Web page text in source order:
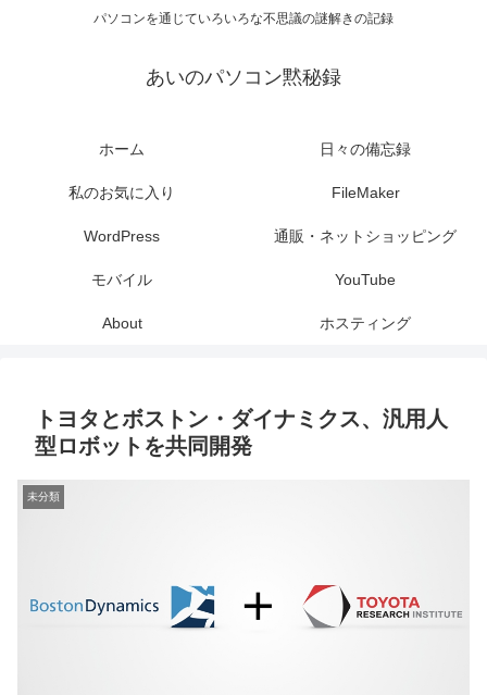
パソコンを通じていろいろな不思議の謎解きの記録
あいのパソコン黙秘録
ホーム 日々の備忘録
私のお気に入り FileMaker
WordPress 通販・ネットショッピング
モバイル YouTube
About ホスティング
トヨタとボストン・ダイナミクス、汎用人
型ロボットを共同開発
未分類